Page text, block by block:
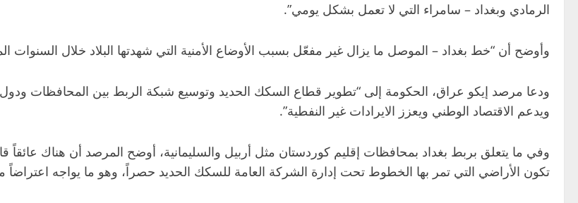
الرمادي وبغداد – سامراء التي لا تعمل بشكل يومي”.
وأوضح أن “خط بغداد – الموصل ما يزال غير مفعّل بسبب الأوضاع الأمنية التي شهدتها البلاد خلال
ودعا مرصد إيكو عراق، الحكومة إلى “تطوير قطاع السكك الحديد وتوسيع شبكة الربط بين المحافظات ودول
ويدعم الاقتصاد الوطني ويعزز الايرادات غير النفطية”.
وفي ما يتعلق بربط بغداد بمحافظات إقليم كوردستان مثل أربيل والسليمانية، أوضح المرصد أن هناك عائقاً
تكون الأراضي التي تمر بها الخطوط تحت إدارة الشركة العامة للسكك الحديد حصراً، وهو ما يواجه اعتراضاً